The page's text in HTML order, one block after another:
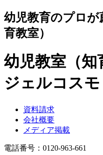
幼児教育のプロが
育教室）
幼児教室（知
ジェルコスモ
資料請求
会社概要
メディア掲載
電話番号：0120-963-661